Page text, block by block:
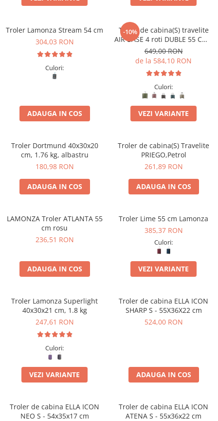
Business Travel
Reduceri bagaje
Troler Lamonza Stream 54 cm
304,03 RON
Culori:
ADAUGA IN COS
-10%
Troler de cabina(S) travelite
AIR BASE 4 roti DUBLE 55 CM -
S
649,00 RON
de la 584,10 RON
Culori:
VEZI VARIANTE
Troler Dortmund 40x30x20
cm, 1.76 kg, albastru
180,98 RON
ADAUGA IN COS
Troler de cabina(S) Travelite
PRIEGO,Petrol
261,89 RON
ADAUGA IN COS
LAMONZA Troler ATLANTA 55
cm rosu
236,51 RON
ADAUGA IN COS
Troler Lime 55 cm Lamonza
385,37 RON
Culori:
VEZI VARIANTE
Troler Lamonza Superlight
40x30x21 cm, 1.8 kg
247,61 RON
Culori:
VEZI VARIANTE
Troler de cabina ELLA ICON
SHARP S - 55X36X22 cm
524,00 RON
ADAUGA IN COS
Troler de cabina ELLA ICON
NEO S - 54x35x17 cm
Troler de cabina ELLA ICON
ATENA S - 55x36x22 cm